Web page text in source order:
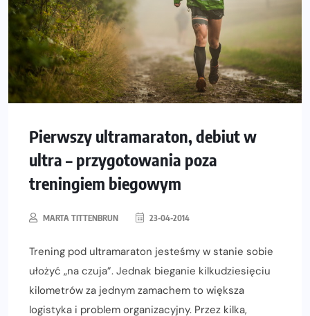
Pierwszy ultramaraton, debiut w
ultra – przygotowania poza
treningiem biegowym
MARTA TITTENBRUN 23-04-2014
Trening pod ultramaraton jesteśmy w stanie sobie
ułożyć „na czuja”. Jednak bieganie kilkudziesięciu
kilometrów za jednym zamachem to większa
logistyka i problem organizacyjny. Przez kilka,